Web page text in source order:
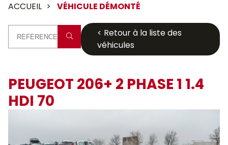
ACCUEIL VÉHICULE DÉMONTÉ
< Retour à la liste des
véhicules
PEUGEOT 206+ 2 PHASE 1 1.4
HDI 70